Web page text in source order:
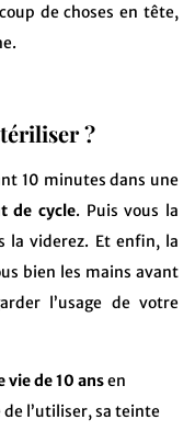
de choses en tête,
?
10 minutes dans une
de cycle. Puis vous la
la viderez. Et enfin, la
bien les mains avant
l’usage de votre
vie de 10 ansen
de l’utiliser, sa teinte